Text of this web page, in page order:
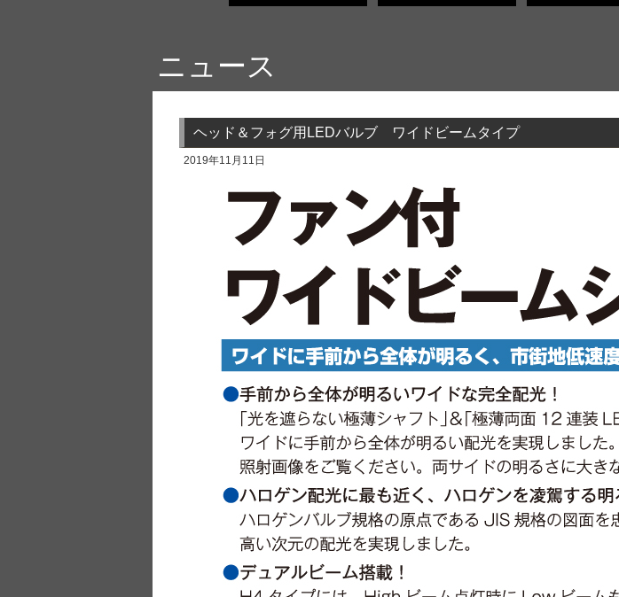
ニュース
ヘッド＆フォグ用LEDバルブ ワイドビームタイプ
2019年11月11日